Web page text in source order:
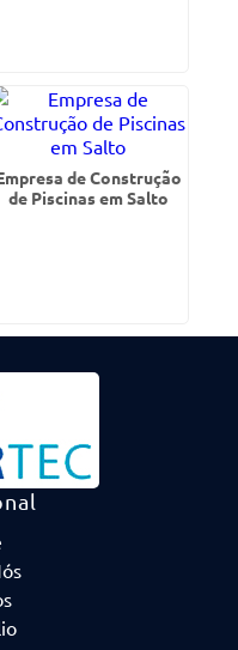
de Construção
de Piscinas em Salto